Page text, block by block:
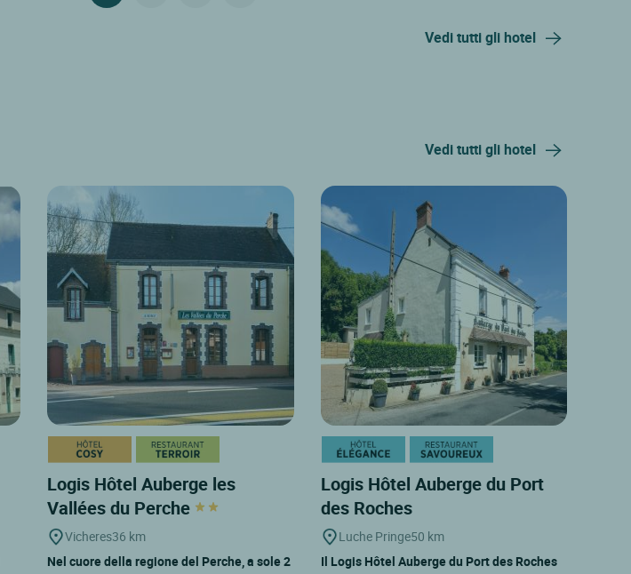
Vedi tutti gli hotel
Vedi tutti gli hotel
Logis Hôtel Auberge les
Vallées du Perche
Vicheres36 km
Nel cuore della regione del Perche, a sole 2
Logis Hôtel Auberge du Port
des Roches
Luche Pringe50 km
Il Logis Hôtel Auberge du Port des Roches